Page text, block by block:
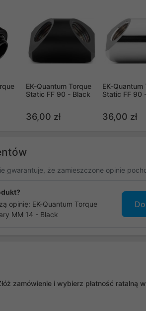
EK-Quantum Torque
Static FF 90 - Black
36,00 zł
EK-Quantum
Static FF 90
36,00 zł
gwarantuje, że zamieszczone opinie
opinię: EK-Quantum Torque
MM 14 - Black
zamówienie i wybierz płatność ratalną